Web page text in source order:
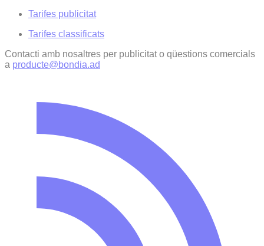
Tarifes publicitat
Tarifes classificats
Contacti amb nosaltres per publicitat o qüestions comercials
a producte@bondia.ad